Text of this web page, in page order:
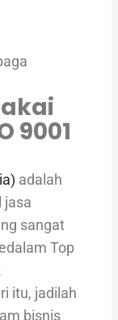
9001
adalah
jasa
sangat
Top
itu, jadilah
bisnis